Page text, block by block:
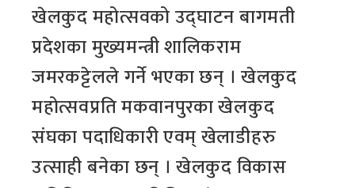
खेलकुद महोत्सवको उद्घाटन बागमती
प्रदेशका मुख्यमन्त्री शालिकराम
जमरकट्टेलले गर्ने भएका छन् । खेलकुद
महोत्सवप्रति मकवानपुरका खेलकुद
संघका पदाधिकारी एवम् खेलाडीहरु
उत्साही बनेका छन् । खेलकुद विकास